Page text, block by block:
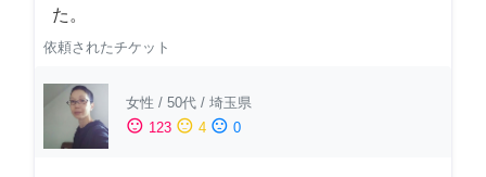
た。
依頼されたチケット
女性 / 50代 / 埼玉県
sentiment_satisfied 123 sentiment_neutral 4 sentiment_dissatisfied 0